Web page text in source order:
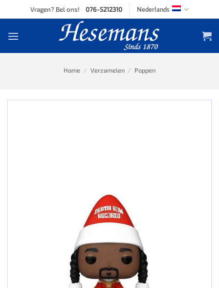
to
Vragen? Bel ons! 076-5212310 Nederlands
Home / Verzamelen / Poppen